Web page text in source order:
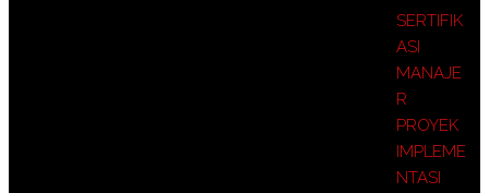
SERTIFIK
ASI
MANAJE
R
PROYEK
IMPLEME
NTASI